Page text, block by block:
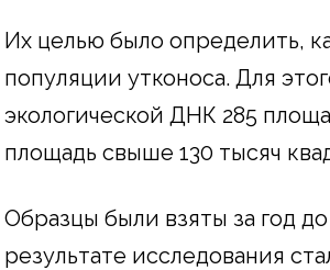
Их целью было определить,
популяции утконоса. Для
экологической ДНК 285
площадь свыше 130 тысяч
Образцы были взяты за год
результате исследования